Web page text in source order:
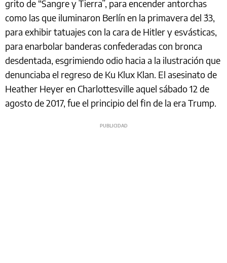
grito de “Sangre y Tierra”, para encender antorchas
como las que iluminaron Berlín en la primavera del ´33,
para exhibir tatuajes con la cara de Hitler y esvásticas,
para enarbolar banderas confederadas con bronca
desdentada, esgrimiendo odio hacia a la ilustración que
denunciaba el regreso de Ku Klux Klan. El asesinato de
Heather Heyer en Charlottesville aquel sábado 12 de
agosto de 2017, fue el principio del fin de la era Trump.